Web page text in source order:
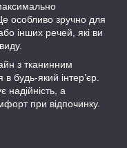
особливо зручно для
інших речей, які ви
з тканинним
будь-який інтер’єр.
надійність, а
при відпочинку.